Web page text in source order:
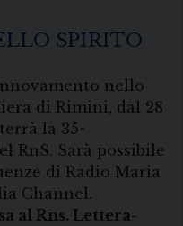
SPIRITO
nello
di Rimini, dal 28
la 35^
RnS. Sarà possibile
di Radio Maria
Channel.
al Rns. Lettera-